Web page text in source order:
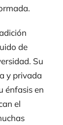
de
Su
y privada
énfasis en
el